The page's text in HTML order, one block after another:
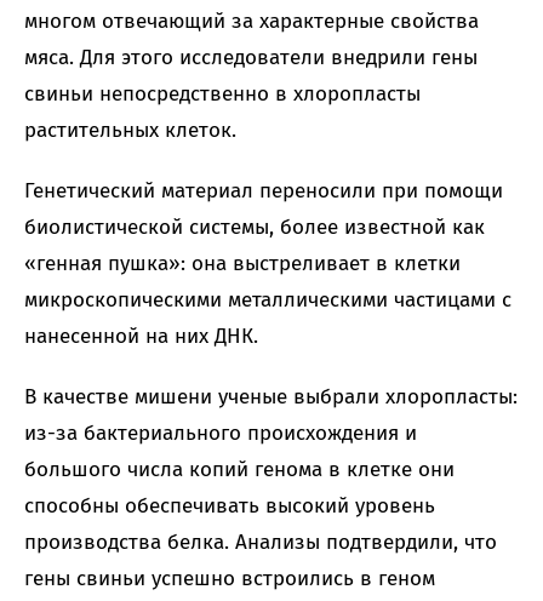
многом отвечающий за характерные свойства
мяса. Для этого исследователи внедрили гены
свиньи непосредственно в хлоропласты
растительных клеток.
Генетический материал переносили при помощи
биолистической системы, более известной как
«генная пушка»: она выстреливает в клетки
микроскопическими металлическими частицами с
нанесенной на них ДНК.
В качестве мишени ученые выбрали хлоропласты:
из-за бактериального происхождения и
большого числа копий генома в клетке они
способны обеспечивать высокий уровень
производства белка. Анализы подтвердили, что
гены свиньи успешно встроились в геном